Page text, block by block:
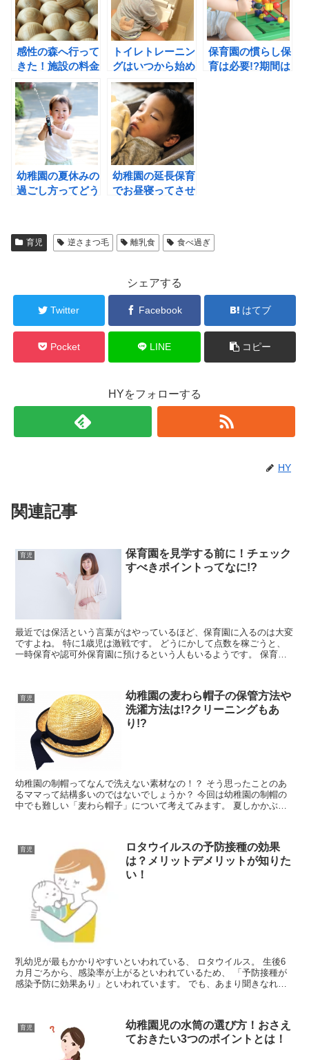
感性の森へ行って
きた！施設の料金
やランチ情報など
をお届けします！
トイレトレーニン
グはいつから始め
る!?元保育士がや
り方を教えます！
保育園の慣らし保
育は必要!?期間は
幼稚園の夏休みの
過ごし方ってどう
幼稚園の延長保育
でお昼寝ってさせ
育児 逆さまつ毛 離乳食 食べ過ぎ
シェアする
Twitter Facebook はてブ
Pocket LINE コピー
HYをフォローする
HY
関連記事
育児
保育園を見学する前に！チェック
すべきポイントってなに!?
最近では保活という言葉がはやっているほど、保育園に入るのは大変
ですよね。 特に1歳児は激戦です。 どうにかして点数を稼ごうと、
一時保育や認可外保育園に預けるという人もいるようです。 保育園
育児
幼稚園の麦わら帽子の保管方法や
洗濯方法は!?クリーニングもあ
り!?
幼稚園の制帽ってなんで洗えない素材なの！？ そう思ったことのあ
るママって結構多いのではないでしょうか？ 今回は幼稚園の制帽の
中でも難しい「麦わら帽子」について考えてみます。 夏しかかぶら
育児
ロタウイルスの予防接種の効果
は？メリットデメリットが知りた
い！
乳幼児が最もかかりやすいといわれている、 ロタウイルス。 生後6
カ月ごろから、感染率が上がるといわれているため、 「予防接種が
感染予防に効果あり」といわれています。 でも、あまり聞きなれな
育児
幼稚園児の水筒の選び方！おさえ
ておきたい3つのポイントとは！